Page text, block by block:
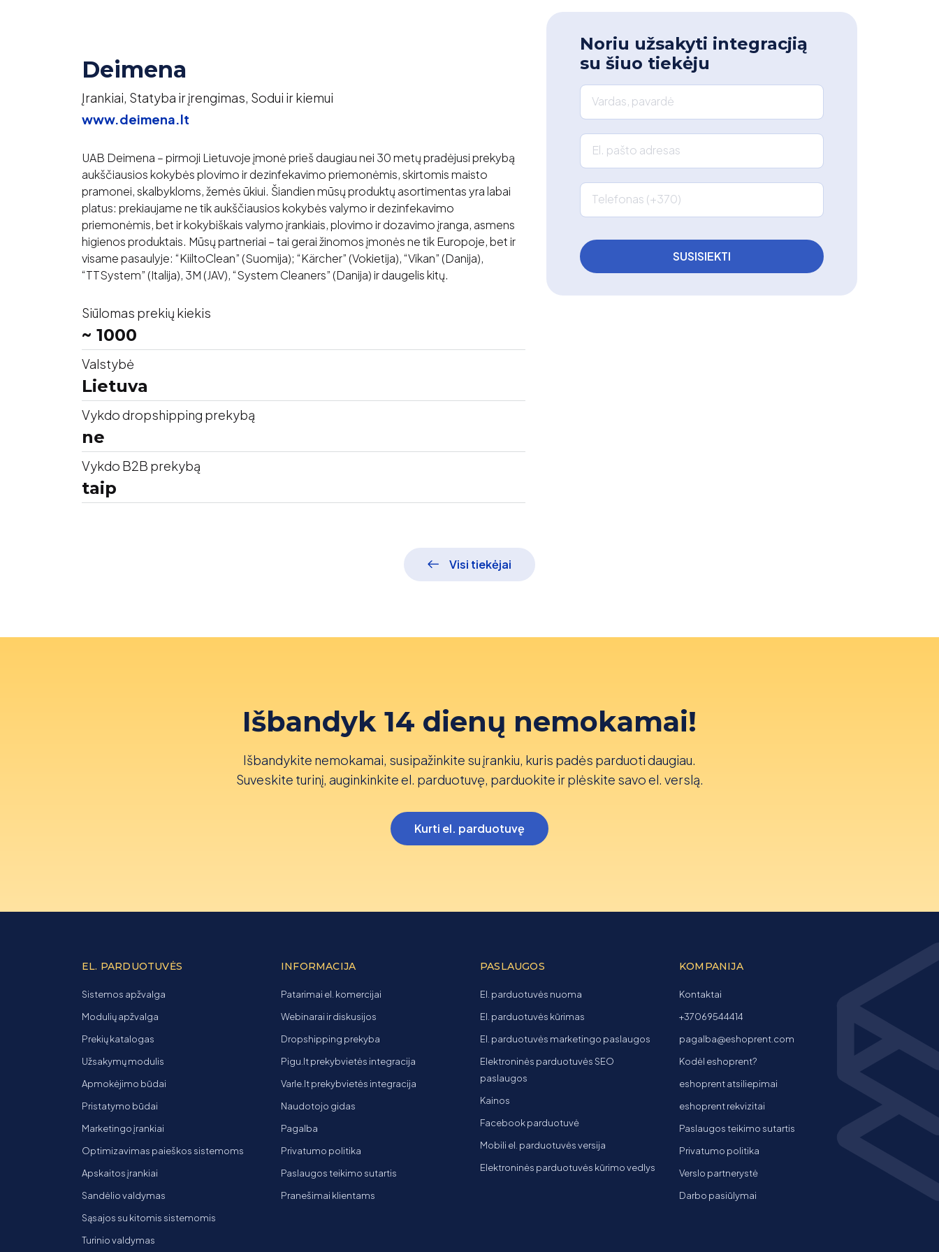
Deimena
Įrankiai, Statyba ir įrengimas, Sodui ir kiemui
www.deimena.lt
UAB Deimena – pirmoji Lietuvoje įmonė prieš daugiau nei 30 metų pradėjusi prekybą
aukščiausios kokybės plovimo ir dezinfekavimo priemonėmis, skirtomis maisto
pramonei, skalbykloms, žemės ūkiui. Šiandien mūsų produktų asortimentas yra labai
platus: prekiaujame ne tik aukščiausios kokybės valymo ir dezinfekavimo
priemonėmis, bet ir kokybiškais valymo įrankiais, plovimo ir dozavimo įranga, asmens
higienos produktais. Mūsų partneriai – tai gerai žinomos įmonės ne tik Europoje, bet ir
visame pasaulyje: “KiiltoClean” (Suomija); “Kärcher” (Vokietija), “Vikan” (Danija),
“TTSystem” (Italija), 3M (JAV), “System Cleaners” (Danija) ir daugelis kitų.
Siūlomas prekių kiekis
~ 1000
Valstybė
Lietuva
Vykdo dropshipping prekybą
ne
Vykdo B2B prekybą
taip
Noriu užsakyti integracjią
su šiuo tiekėju
Vardas, pavardė
El. pašto adresas
Telefonas (+370)
Visi tiekėjai
Išbandyk 14 dienų nemokamai!
Išbandykite nemokamai, susipažinkite su įrankiu, kuris padės parduoti daugiau.
Suveskite turinį, auginkinkite el. parduotuvę, parduokite ir plėskite savo el. verslą.
Kurti el. parduotuvę
EL. PARDUOTUVĖS
Sistemos apžvalga
Modulių apžvalga
Prekių katalogas
Užsakymų modulis
Apmokėjimo būdai
Pristatymo būdai
Marketingo įrankiai
Optimizavimas paieškos sistemoms
Apskaitos įrankiai
Sandėlio valdymas
Sąsajos su kitomis sistemomis
Turinio valdymas
INFORMACIJA
Patarimai el. komercijai
Webinarai ir diskusijos
Dropshipping prekyba
Pigu.lt prekybvietės integracija
Varle.lt prekybvietės integracija
Naudotojo gidas
Pagalba
Privatumo politika
Paslaugos teikimo sutartis
Pranešimai klientams
PASLAUGOS
El. parduotuvės nuoma
El. parduotuvės kūrimas
El. parduotuvės marketingo paslaugos
Elektroninės parduotuvės SEO
paslaugos
Kainos
Facebook parduotuvė
Mobili el. parduotuvės versija
Elektroninės parduotuvės kūrimo vedlys
KOMPANIJA
Kontaktai
+37069544414
pagalba@eshoprent.com
Kodėl eshoprent?
eshoprent atsiliepimai
eshoprent rekvizitai
Paslaugos teikimo sutartis
Privatumo politika
Verslo partnerystė
Darbo pasiūlymai